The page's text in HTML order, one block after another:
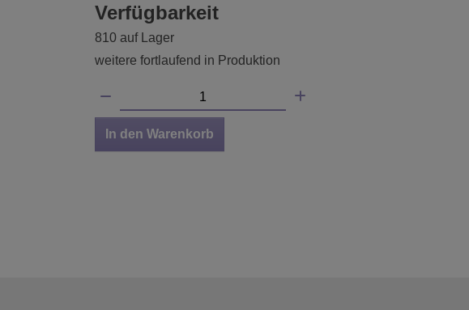
Verfügbarkeit
810 auf Lager
weitere fortlaufend in Produktion
In den Warenkorb